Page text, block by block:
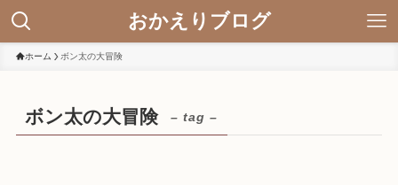
おかえりブログ
ホーム ボン太の大冒険
ボン太の大冒険 – tag –